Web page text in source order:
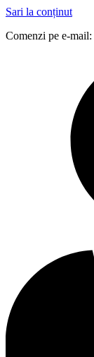
Sari la conținut
Comenzi pe e-mail: